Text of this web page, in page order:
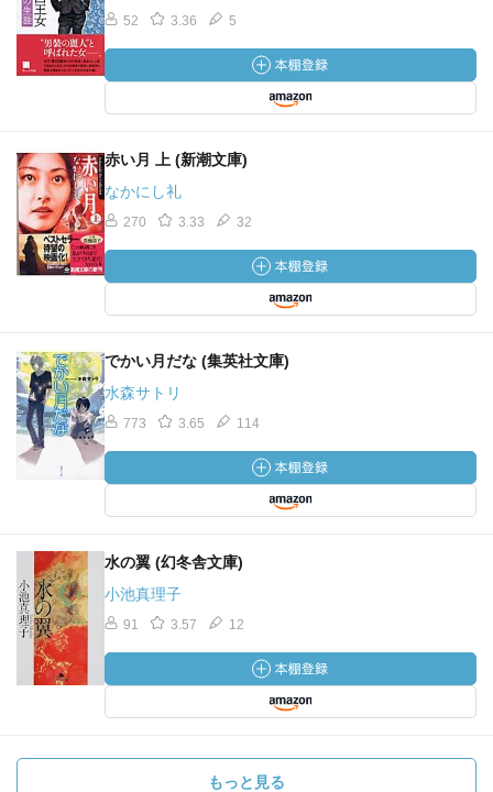
52 3.36 5
赤い月 上 (新潮文庫)
なかにし礼
270 3.33 32
でかい月だな (集英社文庫)
水森サトリ
773 3.65 114
水の翼 (幻冬舎文庫)
小池真理子
91 3.57 12
もっと見る